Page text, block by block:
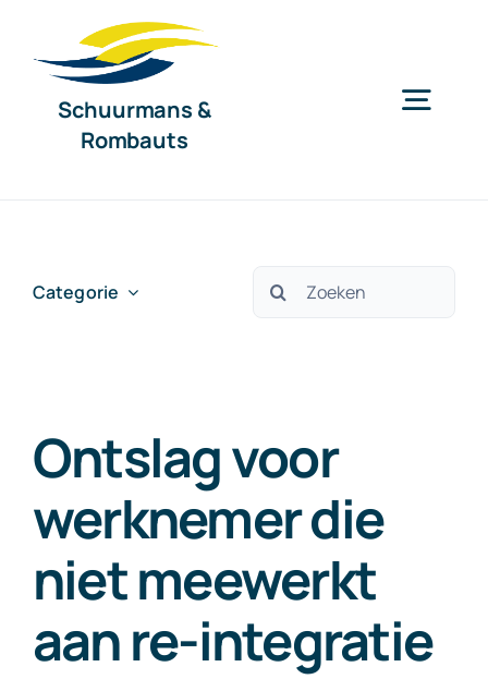
naar
Schuurmans &
Rombauts
Exact Online
Neem contact op!
Categorie
Zoeken
Ontslag voor
werknemer die
niet meewerkt
aan re-integratie